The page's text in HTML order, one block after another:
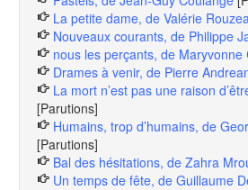
La petite dame, de Valérie
Nouveaux courants, de Philippe
nous les perçants, de Maryvonne
Drames à venir, de Pierre
La mort n’est pas une raison
[Parutions]
Humains, trop d’humains, de
[Parutions]
Bal des hésitations, de Zahra
Un temps de fête, de Guillaume